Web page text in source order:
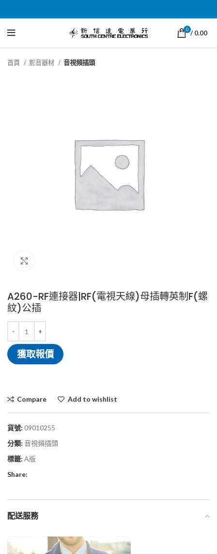
0 / 0.00
首頁 影音器材 音視頻插頭
A260-RF連接器|RF(電視天線)母插轉英制F(螺
紋)公插
獲取報價
Compare Add to wishlist
貨號: 09010255
分類: 音視頻插頭
標籤: A版
Share:
配送服務